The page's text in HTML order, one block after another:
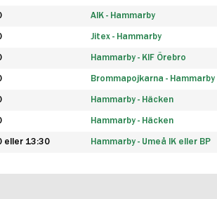
AIK - Hammarby
Jitex - Hammarby
Hammarby - KIF Örebro
Brommapojkarna - Hammarby
Hammarby - Häcken
Hammarby - Häcken
eller 13:30 Hammarby - Umeå IK eller BP